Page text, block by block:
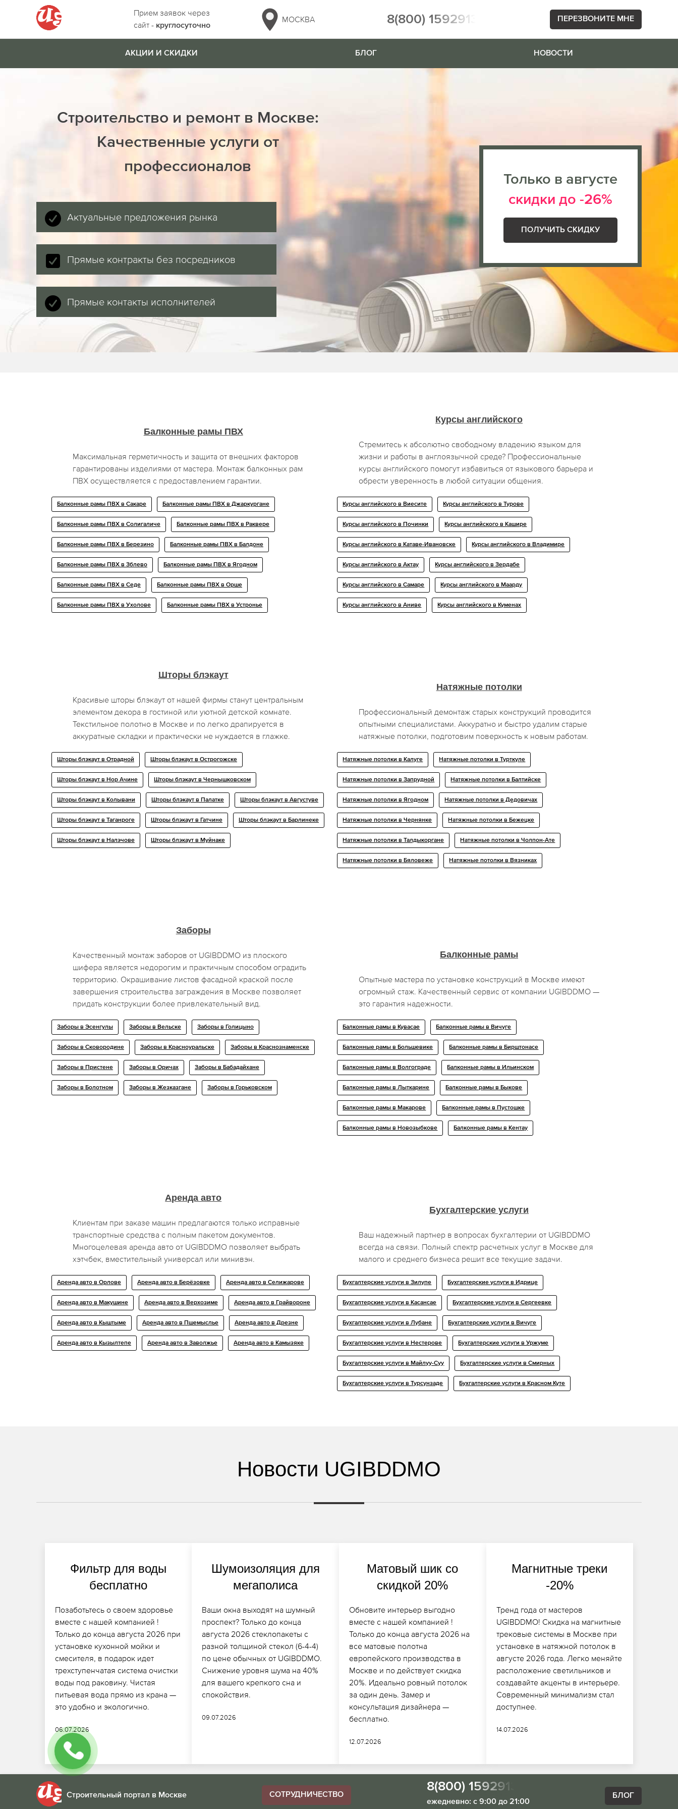
Прием заявок через
сайт - круглосуточно
МОСКВА 8(800) 1592913 ПЕРЕЗВОНИТЕ МНЕ
АКЦИИ И СКИДКИ БЛОГ НОВОСТИ
Строительство и ремонт в Москве:
Качественные услуги от
профессионалов
Актуальные предложения рынка
Прямые контракты без посредников
Прямые контакты исполнителей
Только в августе
скидки до -26%
ПОЛУЧИТЬ СКИДКУ
Балконные рамы ПВХ
Максимальная герметичность и защита от внешних факторов
гарантированы изделиями от мастера. Монтаж балконных рам
ПВХ осуществляется с предоставлением гарантии.
Балконные рамы ПВХ в Сакаре Балконные рамы ПВХ в Джаркургане
Балконные рамы ПВХ в Солигаличе Балконные рамы ПВХ в Раквере
Балконные рамы ПВХ в Березино Балконные рамы ПВХ в Балдоне
Балконные рамы ПВХ в Зблево Балконные рамы ПВХ в Ягодном
Балконные рамы ПВХ в Седе Балконные рамы ПВХ в Орше
Балконные рамы ПВХ в Ухолове Балконные рамы ПВХ в Устронье
Курсы английского
Стремитесь к абсолютно свободному владению языком для
жизни и работы в англоязычной среде? Профессиональные
курсы английского помогут избавиться от языкового барьера и
обрести уверенность в любой ситуации общения.
Курсы английского в Виесите Курсы английского в Турове
Курсы английского в Починки Курсы английского в Кашире
Курсы английского в Катаве-Ивановске Курсы английского в Владимире
Курсы английского в Актау Курсы английского в Зердабе
Курсы английского в Самаре Курсы английского в Маарду
Курсы английского в Аниве Курсы английского в Куменах
Шторы блэкаут
Красивые шторы блэкаут от нашей фирмы станут центральным
элементом декора в гостиной или уютной детской комнате.
Текстильное полотно в Москве и по легко драпируется в
аккуратные складки и практически не нуждается в глажке.
Шторы блэкаут в Отрадной Шторы блэкаут в Острогожске
Шторы блэкаут в Нор Ачине Шторы блэкаут в Чернышковском
Шторы блэкаут в Колывани Шторы блэкаут в Палатке Шторы блэкаут в Августуве
Шторы блэкаут в Таганроге Шторы блэкаут в Гатчине Шторы блэкаут в Барлинеке
Шторы блэкаут в Нaлэчoве Шторы блэкаут в Муйнаке
Натяжные потолки
Профессиональный демонтаж старых конструкций проводится
опытными специалистами. Аккуратно и быстро удалим старые
натяжные потолки, подготовим поверхность к новым работам.
Натяжные потолки в Калуге Натяжные потолки в Турткуле
Натяжные потолки в Запрудной Натяжные потолки в Балтийске
Натяжные потолки в Ягодном Натяжные потолки в Дедовичах
Натяжные потолки в Чернянке Натяжные потолки в Бежецке
Натяжные потолки в Талдыкоргане Натяжные потолки в Чолпон-Ате
Натяжные потолки в Бяловеже Натяжные потолки в Вязниках
Заборы
Качественный монтаж заборов от UGIBDDMO из плоского
шифера является недорогим и практичным способом оградить
территорию. Окрашивание листов фасадной краской после
завершения строительства заграждения в Москве позволяет
придать конструкции более привлекательный вид.
Заборы в Эсенгулы Заборы в Вельске Заборы в Голицыно
Заборы в Сковородине Заборы в Красноуральске Заборы в Краснознаменске
Заборы в Пристене Заборы в Оричах Заборы в Бабадайхане
Заборы в Болотном Заборы в Жезказгане Заборы в Горьковском
Балконные рамы
Опытные мастера по установке конструкций в Москве имеют
огромный стаж. Качественный сервис от компании UGIBDDMO —
это гарантия надежности.
Балконные рамы в Кувасае Балконные рамы в Вичуге
Балконные рамы в Большевике Балконные рамы в Бирштонасе
Балконные рамы в Волгограде Балконные рамы в Ильинском
Балконные рамы в Лыткарине Балконные рамы в Быкове
Балконные рамы в Макарове Балконные рамы в Пустошке
Балконные рамы в Новозыбкове Балконные рамы в Кентау
Аренда авто
Клиентам при заказе машин предлагаются только исправные
транспортные средства с полным пакетом документов.
Многоцелевая аренда авто от UGIBDDMO позволяет выбрать
хэтчбек, вместительный универсал или минивэн.
Аренда авто в Орлове Аренда авто в Берёзовке Аренда авто в Селижарове
Аренда авто в Макушине Аренда авто в Верхозиме Аренда авто в Грайвороне
Аренда авто в Кыштыме Аренда авто в Пшемыслье Аренда авто в Дрезне
Аренда авто в Кызылтепе Аренда авто в Заволжье Аренда авто в Камызяке
Бухгалтерские услуги
Ваш надежный партнер в вопросах бухгалтерии от UGIBDDMO
всегда на связи. Полный спектр расчетных услуг в Москве для
малого и среднего бизнеса решит все текущие задачи.
Бухгалтерские услуги в Зилупе Бухгалтерские услуги в Идрице
Бухгалтерские услуги в Касансае Бухгалтерские услуги в Сергеевке
Бухгалтерские услуги в Лубане Бухгалтерские услуги в Вичуге
Бухгалтерские услуги в Нестерове Бухгалтерские услуги в Уржуме
Бухгалтерские услуги в Майлуу-Суу Бухгалтерские услуги в Смирных
Бухгалтерские услуги в Турсунзаде Бухгалтерские услуги в Красном Куте
Новости UGIBDDMO
Фильтр для воды
бесплатно
Позаботьтесь о своем здоровье
вместе с нашей компанией !
Только до конца августа 2026 при
установке кухонной мойки и
смесителя, в подарок идет
трехступенчатая система очистки
воды под раковину. Чистая
питьевая вода прямо из крана —
это удобно и экологично.
06.07.2026
Шумоизоляция для
мегаполиса
Ваши окна выходят на шумный
проспект? Только до конца
августа 2026 стеклопакеты с
разной толщиной стекол (6-4-4)
по цене обычных от UGIBDDMO.
Снижение уровня шума на 40%
для вашего крепкого сна и
спокойствия.
09.07.2026
Матовый шик со
скидкой 20%
Обновите интерьер выгодно
вместе с нашей компанией !
Только до конца августа 2026 на
все матовые полотна
европейского производства в
Москве и по действует скидка
20%. Идеально ровный потолок
за один день. Замер и
консультация дизайнера —
бесплатно.
12.07.2026
Магнитные треки
-20%
Тренд года от мастеров
UGIBDDMO! Скидка на магнитные
трековые системы в Москве при
установке в натяжной потолок в
августе 2026 года. Легко меняйте
расположение светильников и
создавайте акценты в интерьере.
Современный минимализм стал
доступнее.
14.07.2026
Строительный портал в Москве СОТРУДНИЧЕСТВО
8(800) 1592913
ежедневно: с 9:00 до 21:00
БЛОГ